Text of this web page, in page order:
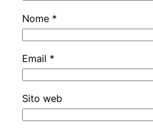
Nome *
Email *
Sito web